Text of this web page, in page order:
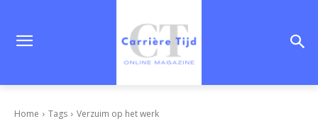
Home Tags Verzuim op het werk